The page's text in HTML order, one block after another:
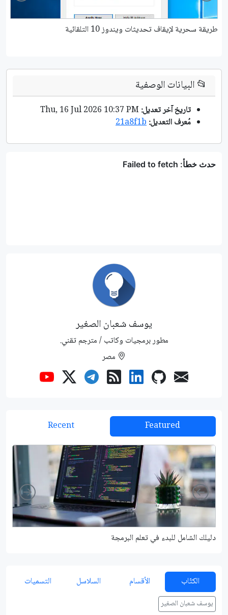
طريقة سحرية لإيقاف تحديثات ويندوز 10 التلقائية
📂البيانات الوصفية
تاريخ آخر تعديل:
مُعرف التعديل:21a8f1b
يوسف شعبان الصغير
مطور برمجيات وكاتب / مترجم تقني.
مصر
Featured
Recent
دليلك الشامل للبدء في تعلم البرمجة
Left
الكتّاب الأقسام السلاسل التسميات
يوسف شعبان الصغير